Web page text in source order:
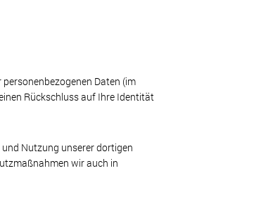
Daten (im
Rückschluss auf Ihre Identität
Nutzung unserer dortigen
wir auch in